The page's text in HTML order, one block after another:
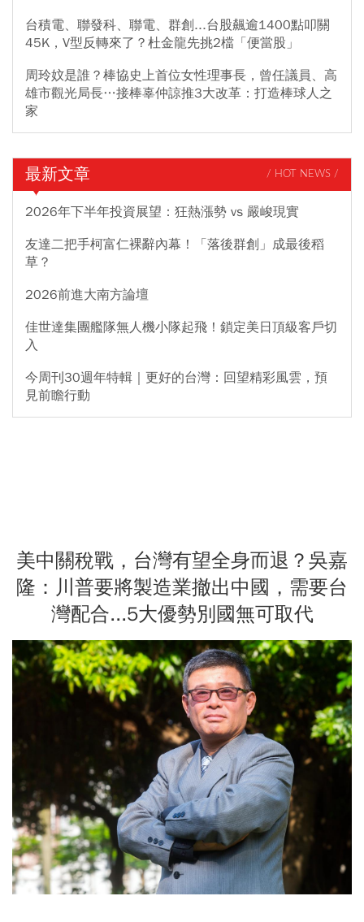
台積電、聯發科、聯電、群創...台股飆逾1400點叩關
45K，V型反轉來了？杜金龍先挑2檔「便當股」
周玲妏是誰？棒協史上首位女性理事長，曾任議員、高
雄市觀光局長…接棒辜仲諒推3大改革：打造棒球人之
家
最新文章 / HOT NEWS /
2026年下半年投資展望：狂熱漲勢 vs 嚴峻現實
友達二把手柯富仁裸辭內幕！「落後群創」成最後稻
草？
2026前進大南方論壇
佳世達集團艦隊無人機小隊起飛！鎖定美日頂級客戶切
入
今周刊30週年特輯｜更好的台灣：回望精彩風雲，預
見前瞻行動
美中關稅戰，台灣有望全身而退？吳嘉
隆：川普要將製造業撤出中國，需要台
灣配合...5大優勢別國無可取代